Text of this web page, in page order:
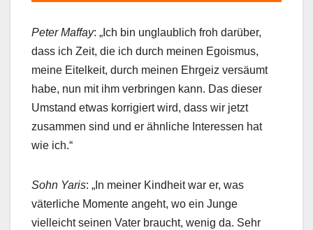
Peter Maffay: „Ich bin unglaublich froh darüber,
dass ich Zeit, die ich durch meinen Egoismus,
meine Eitelkeit, durch meinen Ehrgeiz versäumt
habe, nun mit ihm verbringen kann. Das dieser
Umstand etwas korrigiert wird, dass wir jetzt
zusammen sind und er ähnliche Interessen hat
wie ich.“
Sohn Yaris: „In meiner Kindheit war er, was
väterliche Momente angeht, wo ein Junge
vielleicht seinen Vater braucht, wenig da. Sehr